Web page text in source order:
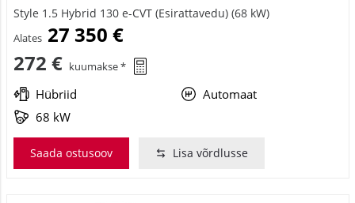
Style 1.5 Hybrid 130 e-CVT (Esirattavedu) (68 kW)
Alates 27 350 €
272 € kuumakse *
Hübriid
Automaat
68 kW
Saada ostusoov Lisa võrdlusse